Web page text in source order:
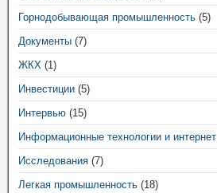
Горнодобывающая промышленность (5)
Документы (7)
ЖКХ (1)
Инвестиции (5)
Интервью (15)
Информационные технологии и интернет
Исследования (7)
Легкая промышленность (18)